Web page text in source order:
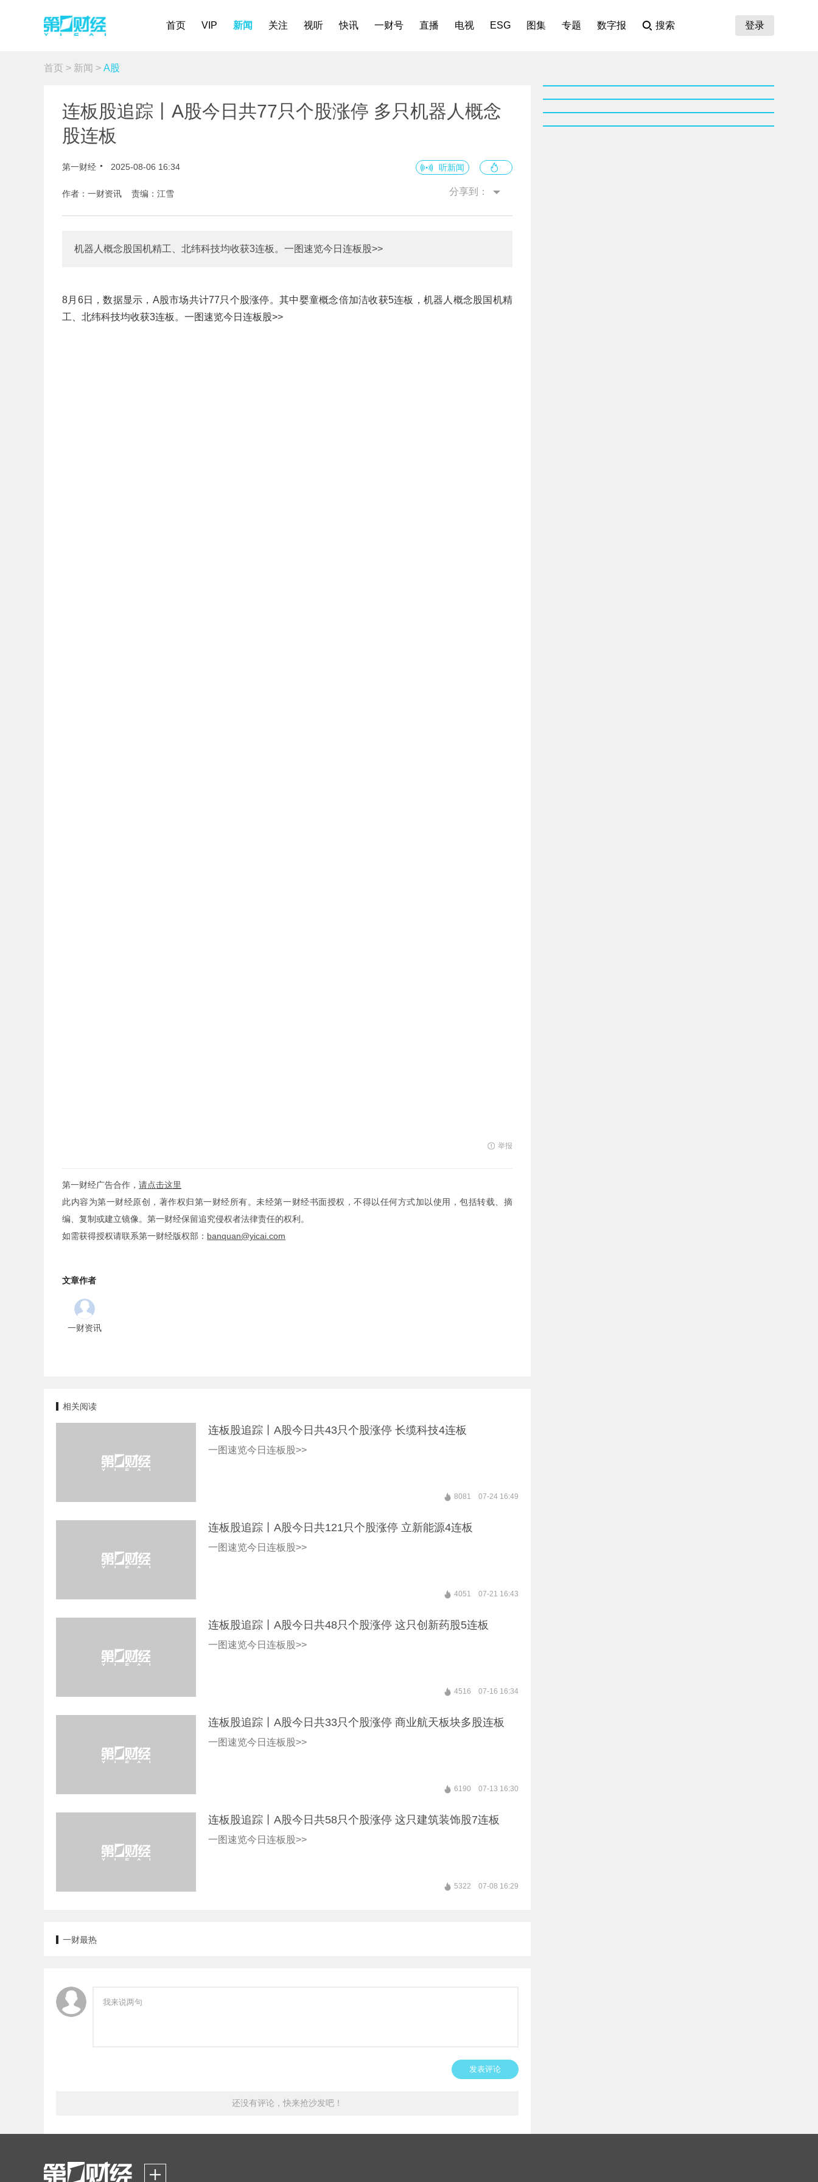
首页 VIP 新闻 关注 视听 快讯 一财号 直播 电视 ESG 图集 专题 数字报 搜索 登录
首页 > 新闻 > A股
连板股追踪丨A股今日共77只个股涨停 多只机器人概念
股连板
第一财经 2025-08-06 16:34 听新闻
作者：一财资讯 责编：江雪 分享到：
机器人概念股国机精工、北纬科技均收获3连板。一图速览今日连板股>>
8月6日，数据显示，A股市场共计77只个股涨停。其中婴童概念倍加洁收获5连板，机器人概念股国机精
工、北纬科技均收获3连板。一图速览今日连板股>>
举报
第一财经广告合作， 请点击这里
此内容为第一财经原创，著作权归第一财经所有。未经第一财经书面授权，不得以任何方式加以使用，包括转载、摘
编、复制或建立镜像。第一财经保留追究侵权者法律责任的权利。
如需获得授权请联系第一财经版权部： banquan@yicai.com
文章作者
一财资讯
相关阅读
连板股追踪丨A股今日共43只个股涨停 长缆科技4连板
一图速览今日连板股>>
8081 07-24 16:49
连板股追踪丨A股今日共121只个股涨停 立新能源4连板
一图速览今日连板股>>
4051 07-21 16:43
连板股追踪丨A股今日共48只个股涨停 这只创新药股5连板
一图速览今日连板股>>
4516 07-16 16:34
连板股追踪丨A股今日共33只个股涨停 商业航天板块多股连板
一图速览今日连板股>>
6190 07-13 16:30
连板股追踪丨A股今日共58只个股涨停 这只建筑装饰股7连板
一图速览今日连板股>>
5322 07-08 16:29
一财最热
发表评论
还没有评论，快来抢沙发吧！